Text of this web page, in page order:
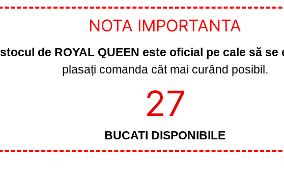
NOTA IMPORTANTA
stocul de ROYAL QUEEN este oficial pe cale să se
plasați comanda cât mai curând posibil.
BUCATI DISPONIBILE
27